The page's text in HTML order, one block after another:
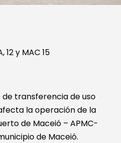
12 y MAC 15
transferencia de uso
la operación de la
de Maceió – APMC-
de Maceió.